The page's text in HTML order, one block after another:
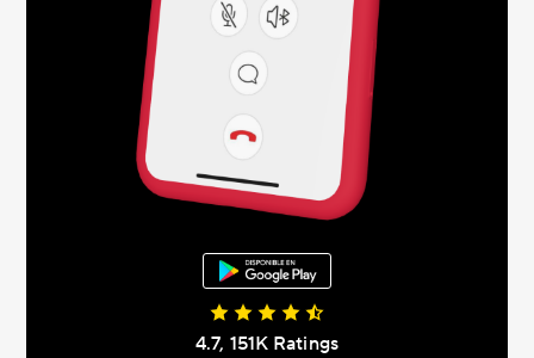
4.7, 151K Ratings